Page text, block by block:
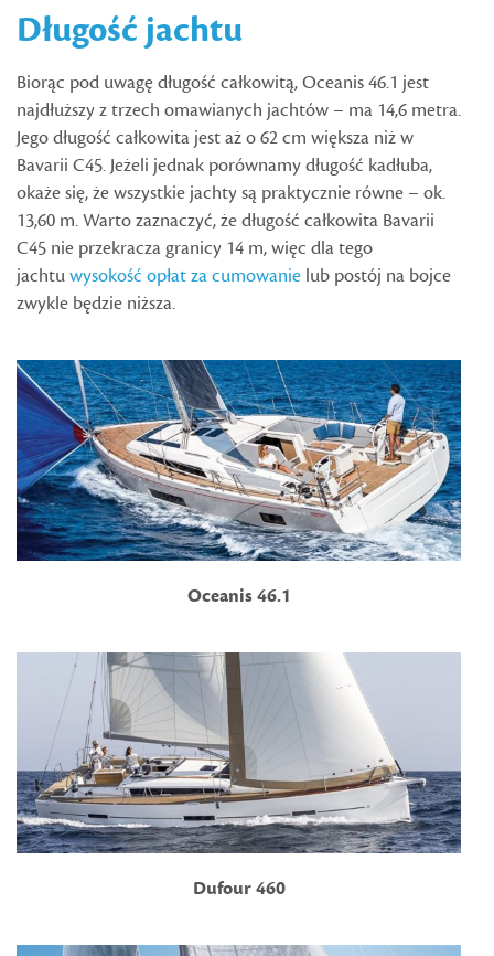
Długość jachtu
Biorąc pod uwagę długość całkowitą, Oceanis 46.1 jest
najdłuższy z trzech omawianych jachtów – ma 14,6 metra.
Jego długość całkowita jest aż o 62 cm większa niż w
Bavarii C45. Jeżeli jednak porównamy długość kadłuba,
okaże się, że wszystkie jachty są praktycznie równe – ok.
13,60 m. Warto zaznaczyć, że długość całkowita Bavarii
C45 nie przekracza granicy 14 m, więc dla tego
jachtuwysokość opłat za cumowanie lub postój na bojce
zwykle będzie niższa.
Oceanis 46.1
Dufour 460